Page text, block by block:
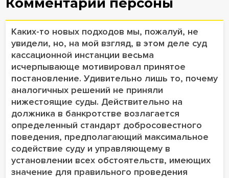
Каких-то новых подходов мы, пожалуй, не
увидели, но, на мой взгляд, в этом деле суд
кассационной инстанции весьма
исчерпывающе мотивировал принятое
постановление. Удивительно лишь то, почему
аналогичных решений не приняли
нижестоящие суды. Действительно на
должника в банкротстве возлагается
определенный стандарт добросовестного
поведения, предполагающий максимальное
содействие суду и управляющему в
установлении всех обстоятельств, имеющих
значение для правильного проведения